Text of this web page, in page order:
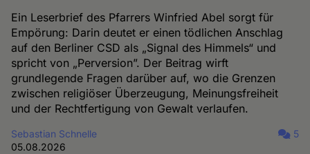
Ein Leserbrief des Pfarrers Winfried Abel sorgt für
Empörung: Darin deutet er einen tödlichen Anschlag
auf den Berliner CSD als „Signal des Himmels“ und
spricht von „Perversion”. Der Beitrag wirft
grundlegende Fragen darüber auf, wo die Grenzen
zwischen religiöser Überzeugung, Meinungsfreiheit
und der Rechtfertigung von Gewalt verlaufen.
Sebastian Schnelle
05.08.2026
5